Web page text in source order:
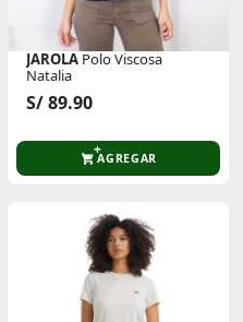
JAROLA Polo Viscosa
Natalia
S/ 89.90
AGREGAR